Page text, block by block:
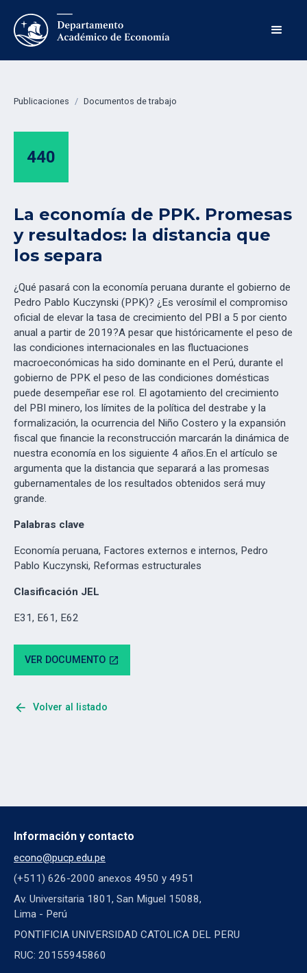
Publicaciones / Documentos de trabajo
440
La economía de PPK. Promesas
y resultados: la distancia que
los separa
¿Qué pasará con la economía peruana durante el gobierno de
Pedro Pablo Kuczynski (PPK)? ¿Es verosímil el compromiso
oficial de elevar la tasa de crecimiento del PBI a 5 por ciento
anual a partir de 2019?A pesar que históricamente el peso de
las condiciones internacionales en las fluctuaciones
macroeconómicas ha sido dominante en el Perú, durante el
gobierno de PPK el peso de las condiciones domésticas
puede desempeñar ese rol. El agotamiento del crecimiento
del PBI minero, los límites de la política del destrabe y la
formalización, la ocurrencia del Niño Costero y la expansión
fiscal que financie la reconstrucción marcarán la dinámica de
nuestra economía en los siguiente 4 años.En el artículo se
argumenta que la distancia que separará a las promesas
gubernamentales de los resultados obtenidos será muy
grande.
Palabras clave
Economía peruana, Factores externos e internos, Pedro
Pablo Kuczynski, Reformas estructurales
Clasificación JEL
E31, E61, E62
VER DOCUMENTO open_in_new
arrow_back Volver al listado
Información y contacto
econo@pucp.edu.pe
(+511) 626-2000 anexos 4950 y 4951
Av. Universitaria 1801, San Miguel 15088,
Lima - Perú
PONTIFICIA UNIVERSIDAD CATOLICA DEL PERU
RUC: 20155945860